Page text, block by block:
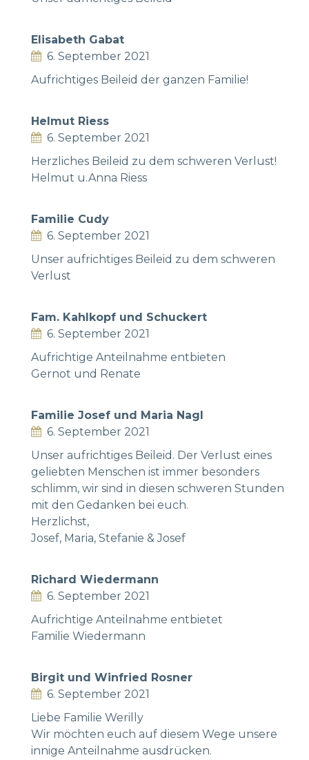
Elisabeth Gabat
6. September 2021
Aufrichtiges Beileid der ganzen Familie!
Helmut Riess
6. September 2021
Herzliches Beileid zu dem schweren Verlust!
Helmut u.Anna Riess
Familie Cudy
6. September 2021
Unser aufrichtiges Beileid zu dem schweren
Verlust
Fam. Kahlkopf und Schuckert
6. September 2021
Aufrichtige Anteilnahme entbieten
Gernot und Renate
Familie Josef und Maria Nagl
6. September 2021
Unser aufrichtiges Beileid. Der Verlust eines
geliebten Menschen ist immer besonders
schlimm, wir sind in diesen schweren Stunden
mit den Gedanken bei euch.
Herzlichst,
Josef, Maria, Stefanie & Josef
Richard Wiedermann
6. September 2021
Aufrichtige Anteilnahme entbietet
Familie Wiedermann
Birgit und Winfried Rosner
6. September 2021
Liebe Familie Werilly
Wir möchten euch auf diesem Wege unsere
innige Anteilnahme ausdrücken.